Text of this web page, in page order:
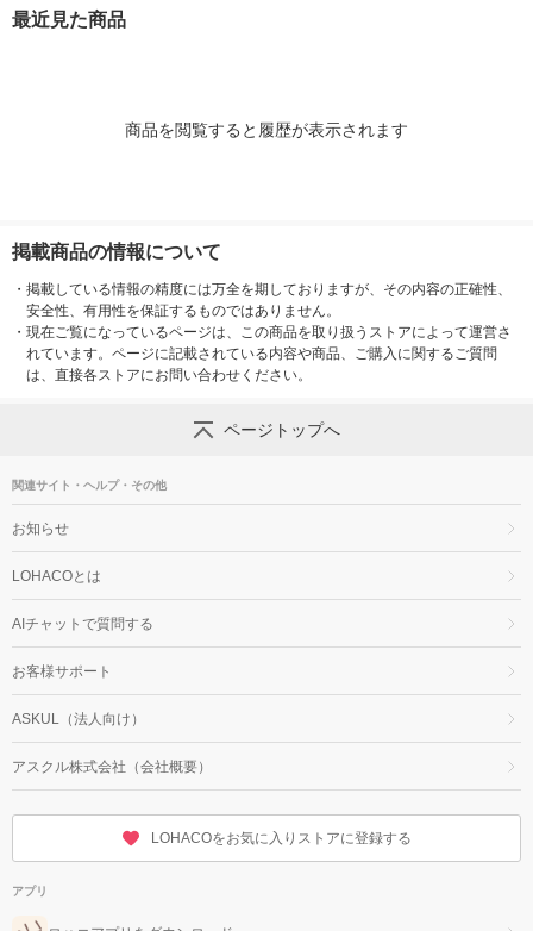
王
最近見た商品
商品を閲覧すると履歴が表示されます
掲載商品の情報について
・ 掲載している情報の精度には万全を期しておりますが、その内容の正確性、
安全性、有用性を保証するものではありません。
・ 現在ご覧になっているページは、この商品を取り扱うストアによって運営さ
れています。ページに記載されている内容や商品、ご購入に関するご質問
は、直接各ストアにお問い合わせください。
ページトップへ
関連サイト・ヘルプ・その他
お知らせ
LOHACOとは
AIチャットで質問する
お客様サポート
ASKUL（法人向け）
アスクル株式会社（会社概要）
LOHACOをお気に入りストアに登録する
アプリ